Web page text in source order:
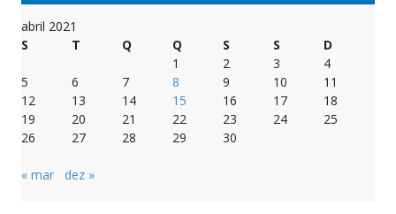
abril 2021
S
T Q Q S S
D
1
2 3
4
5
6 7 8 9 10
11
12
13 14 15 16 17
18
19
20 21 22 23 24
25
26
27 28 29 30
« mar dez »